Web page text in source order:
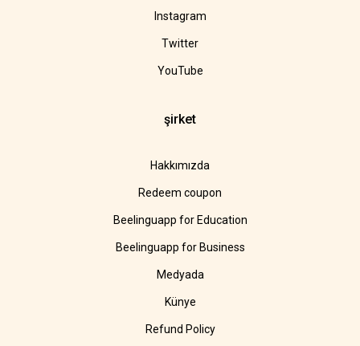
Instagram
Twitter
YouTube
şirket
Hakkımızda
Redeem coupon
Beelinguapp for Education
Beelinguapp for Business
Medyada
Künye
Refund Policy